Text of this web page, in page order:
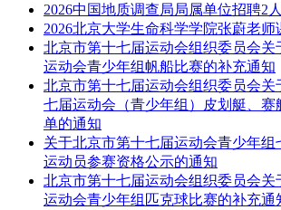
2026中国地质调查局局属单位招聘2
2026北京大学生命科学学院张蔚老
北京市第十七届运动会组织委员会关
运动会青少年组帆船比赛的补充通知
北京市第十七届运动会组织委员会关
七届运动会（青少年组）皮划艇、赛
单的通知
关于北京市第十七届运动会青少年组
运动员参赛资格公示的通知
北京市第十七届运动会组织委员会关
运动会青少年组匹克球比赛的补充通